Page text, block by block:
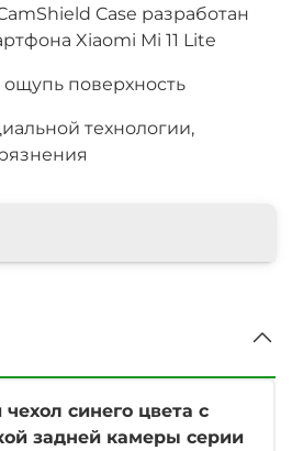
Case разработан
Xiaomi Mi 11 Lite
поверхность
технологии,
синего цвета с
задней камеры серии